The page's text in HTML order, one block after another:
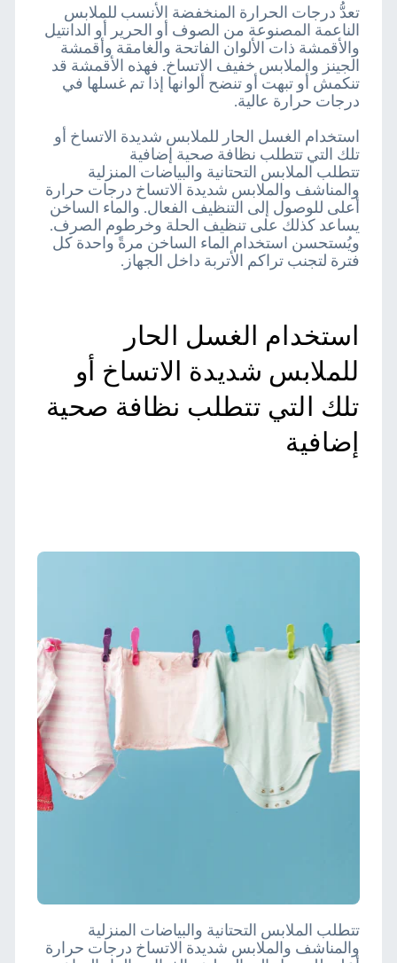
تعدُّ درجات الحرارة المنخفضة الأنسب للملابس
الناعمة المصنوعة من الصوف أو الحرير أو الدانتيل
والأقمشة ذات الألوان الفاتحة والغامقة وأقمشة
الجينز والملابس خفيف الاتساخ. فهذه الأقمشة قد
تنكمش أو تبهت أو تنضح ألوانها إذا تم غسلها في
درجات حرارة عالية.
استخدام الغسل الحار للملابس شديدة الاتساخ أو
تلك التي تتطلب نظافة صحية إضافية
تتطلب الملابس التحتانية والبياضات المنزلية
والمناشف والملابس شديدة الاتساخ درجات حرارة
أعلى للوصول إلى التنظيف الفعال. والماء الساخن
يساعد كذلك على تنظيف الحلة وخرطوم الصرف.
ويُستحسن استخدام الماء الساخن مرةً واحدة كل
فترة لتجنب تراكم الأتربة داخل الجهاز.
استخدام الغسل الحار
للملابس شديدة الاتساخ أو
تلك التي تتطلب نظافة صحية
إضافية
تتطلب الملابس التحتانية والبياضات المنزلية
والمناشف والملابس شديدة الاتساخ درجات حرارة